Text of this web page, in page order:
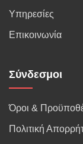
Υπηρεσίες
Επικοινωνία
Σύνδεσμοι
Όροι &
Πολιτική